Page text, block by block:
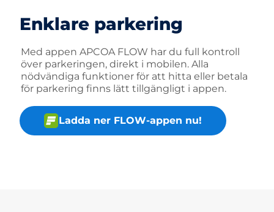
Enklare parkering
Med appen APCOA FLOW har du full kontroll
över parkeringen, direkt i mobilen. Alla
nödvändiga funktioner för att hitta eller betala
för parkering finns lätt tillgängligt i appen.
Ladda ner FLOW-appen nu!